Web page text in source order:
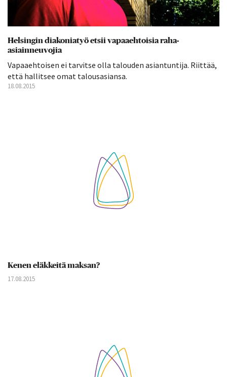
Helsingin diakoniatyö etsii vapaaehtoisia raha-
asiainneuvojia
Vapaaehtoisen ei tarvitse olla talouden asiantuntija. Riittää,
että hallitsee omat talousasiansa.
18.08.2015
Kenen eläkkeitä maksan?
17.08.2015